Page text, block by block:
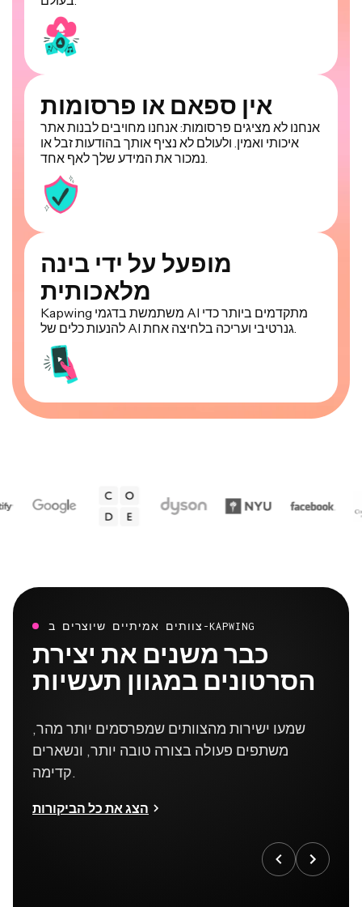
אין ספאם או פרסומות
אנחנו לא מציגים פרסומות: אנחנו מחויבים לבנות אתר
איכותי ואמין. ולעולם לא נציף אותך בהודעות זבל או
מופעל על ידי בינה
מלאכותית
Kapwing משתמשת בדגמי AI מתקדמים ביותר כדי
צוותים אמיתיים שיוצרים ב-KAPWING
כבר משנים את יצירת
הסרטונים במגוון תעשיות
שמעו ישירות מהצוותים שמפרסמים יותר מהר,
משתפים פעולה בצורה טובה יותר, ונשארים
קדימה.
הצג את כל הביקורות